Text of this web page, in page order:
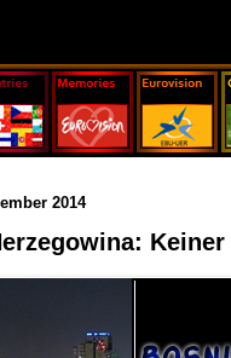
2014